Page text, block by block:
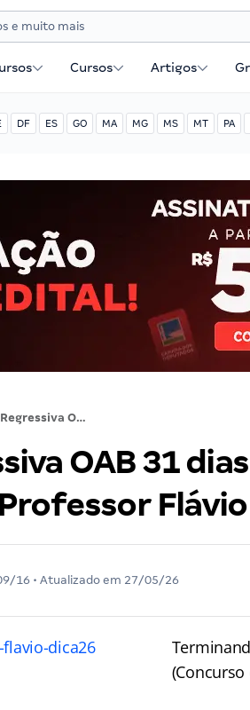
Cursos Artigos
DF ES GO MA MG MS MT PA
Regressiva OAB 31 dias – (Dica 26) Direito Penal: Professor Flávio Daher
OAB 31
16 • Atualizado em 27/05/26
(Concurso